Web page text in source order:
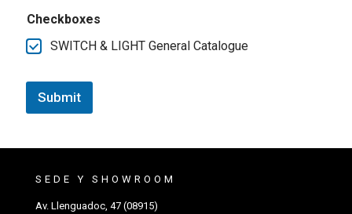
Checkboxes
SWITCH & LIGHT General Catalogue
Submit
SEDE Y SHOWROOM
Av. Llenguadoc, 47 (08915)